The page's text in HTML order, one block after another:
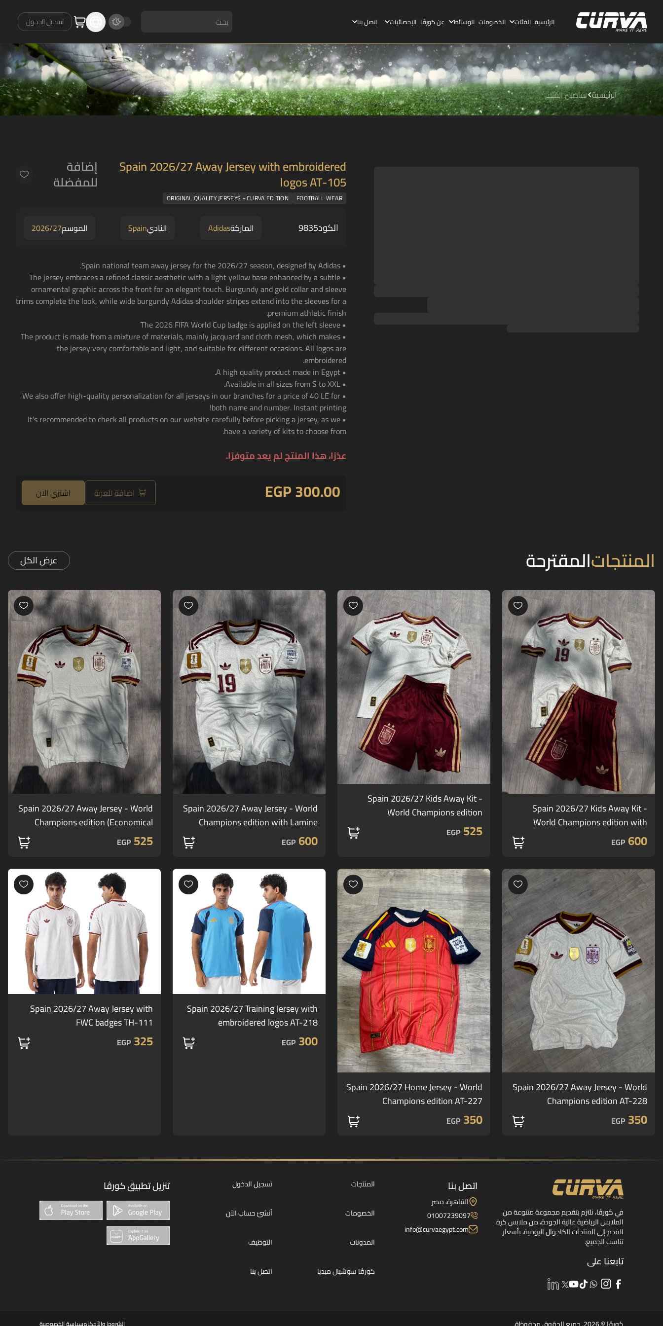
الرئيسية الفئات الخصومات الوسائط عن كورڤا الإحصائيات اتصل بنا تسجيل الدخول
الرئيسية تفاصيل المنتج
Spain 2026/27 Away Jersey with embroidered
logos AT-105
إضافة
للمفضلة
FOOTBALL WEAR
ORIGINAL QUALITY JERSEYS - CURVA EDITION
الكود9835 الماركةAdidas الناديSpain الموسم2026/27
• Spain national team away jersey for the 2026/27 season, designed by Adidas.
• The jersey embraces a refined classic aesthetic with a light yellow base enhanced by a subtle
ornamental graphic across the front for an elegant touch. Burgundy and gold collar and sleeve
trims complete the look, while wide burgundy Adidas shoulder stripes extend into the sleeves for a
premium athletic finish.
• The 2026 FIFA World Cup badge is applied on the left sleeve
• The product is made from a mixture of materials, mainly jacquard and cloth mesh, which makes
the jersey very comfortable and light, and suitable for different occasions. All logos are
embroidered.
• A high quality product made in Egypt.
• Available in all sizes from S to XXL.
• We also offer high-quality personalization for all jerseys in our branches for a price of 40 LE for
both name and number. Instant printing!
• It’s recommended to check all products on our website carefully before picking a jersey, as we
have a variety of kits to choose from.
عذرًا، هذا المنتج لم يعد متوفرًا.
EGP 300.00 اضافة للعربة اشتري الان
المنتجاتالمقترحة عرض الكل
Spain 2026/27 Kids Away Kit -
World Champions edition with
Lamine Yamal 19 printing
(Economical players' edition)
600
EGP
Spain 2026/27 Kids Away Kit -
World Champions edition
(Economical players' edition)
525
EGP
Spain 2026/27 Away Jersey - World
Champions edition with Lamine
Yamal 19 printing (Economical
players' edition)
600
EGP
Spain 2026/27 Away Jersey - World
Champions edition (Economical
players' edition)
525
EGP
Spain 2026/27 Away Jersey - World
Champions edition AT-228
350
EGP
Spain 2026/27 Home Jersey - World
Champions edition AT-227
350
EGP
Spain 2026/27 Training Jersey with
embroidered logos AT-218
300
EGP
Spain 2026/27 Away Jersey with
FWC badges TH-111
325
EGP
في كورڤا، نلتزم بتقديم مجموعة متنوعة من
الملابس الرياضية عالية الجودة، من ملابس كرة
القدم إلى المنتجات الكاجوال اليومية، بأسعار
تناسب الجميع.
تابعنا على
اتصل بنا
القاهرة، مصر
01007239097
info@curvaegypt.com
المنتجات
الخصومات
المدونات
كورڤا سوشيال ميديا
تسجيل الدخول
أنشئ حساب الآن
التوظيف
اتصل بنا
تنزيل تطبيق كورڤا